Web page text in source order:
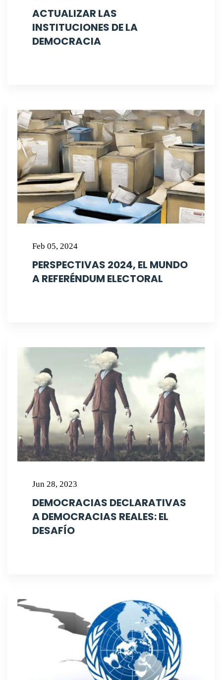
ACTUALIZAR LAS
INSTITUCIONES DE LA
DEMOCRACIA
Feb 05, 2024
PERSPECTIVAS 2024, EL MUNDO
A REFERÉNDUM ELECTORAL
Jun 28, 2023
DEMOCRACIAS DECLARATIVAS
A DEMOCRACIAS REALES: EL
DESAFÍO